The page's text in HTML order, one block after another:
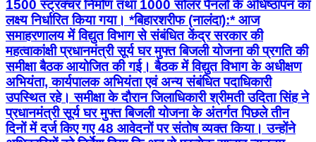
1500 स्ट्रक्चर निर्माण तथा 1000 सोलर पैनलों के अधिष्ठापन का
लक्ष्य निर्धारित किया गया। *बिहारशरीफ (नालंदा):* आज
समाहरणालय में विद्युत विभाग से संबंधित केंद्र सरकार की
महत्वाकांक्षी प्रधानमंत्री सूर्य घर मुफ्त बिजली योजना की प्रगति की
समीक्षा बैठक आयोजित की गई। बैठक में विद्युत विभाग के अधीक्षण
अभियंता, कार्यपालक अभियंता एवं अन्य संबंधित पदाधिकारी
उपस्थित रहे। समीक्षा के दौरान जिलाधिकारी श्रीमती उदिता सिंह ने
प्रधानमंत्री सूर्य घर मुफ्त बिजली योजना के अंतर्गत पिछले तीन
दिनों में दर्ज किए गए 48 आवेदनों पर संतोष व्यक्त किया। उन्होंने